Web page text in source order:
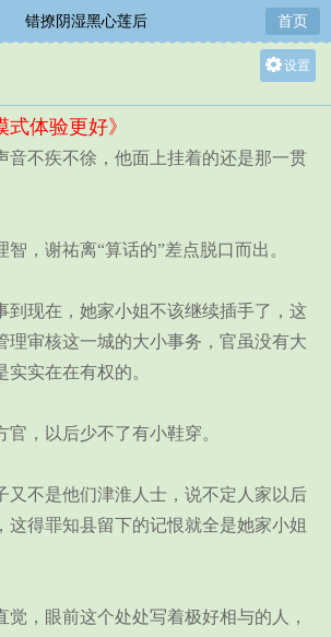
错撩阴湿黑心莲后 首页
设置
中
式体验更好》
不疾不徐，他面上挂着的还是那一贯
谢祐离“算话的”差点脱口而出。
现在，她家小姐不该继续插手了，这
理审核这一城的大小事务，官虽没有大
实在在有权的。
，以后少不了有小鞋穿。
不是他们津淮人士，说不定人家以后
这得罪知县留下的记恨就全是她家小姐
，眼前这个处处写着极好相与的人，